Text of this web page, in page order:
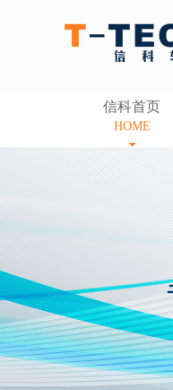
信科首页
HOME